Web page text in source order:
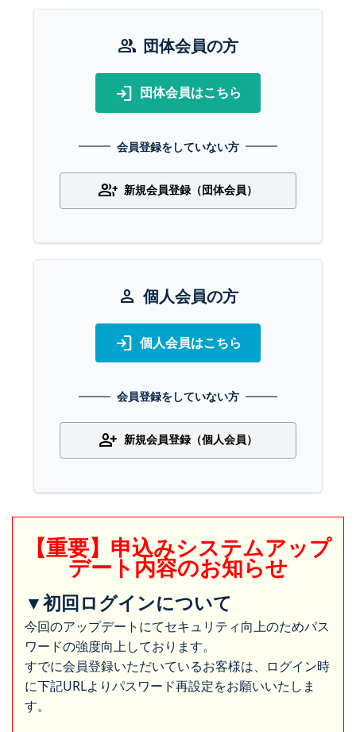
group 団体会員の方
login 団体会員はこちら
会員登録をしていない方
group_add 新規会員登録（団体会員）
person 個人会員の方
login 個人会員はこちら
会員登録をしていない方
person_add 新規会員登録（個人会員）
【重要】申込みシステムアップ
デート内容のお知らせ
▼初回ログインについて
今回のアップデートにてセキュリティ向上のためパス
ワードの強度向上しております。
すでに会員登録いただいているお客様は、ログイン時
に下記URLよりパスワード再設定をお願いいたしま
す。